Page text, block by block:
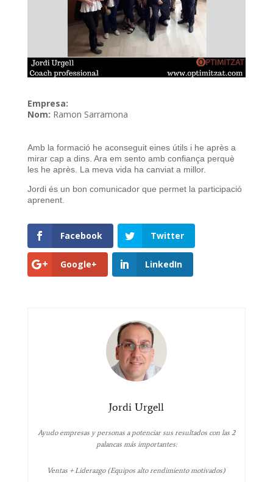
Empresa:
Nom: Ramon Sarramona
Amb la formació he aconseguit eines útils i he après a
mirar cap a dins. Ara em sento amb confiança perquè
les he après. La meva vida ha canviat a millor.
Jordi és un bon comunicador que permet la participació
aprenent.
Facebook Twitter
Google+ LinkedIn
Jordi Urgell
Ayudo empresas y personas a potenciar sus resultados con las 2
palancas más importantes:
Ventas + Liderazgo (Equipos alto rendimiento motivados)